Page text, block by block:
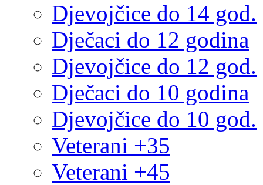
Djevojčice do 14 god.
Dječaci do 12 godina
Djevojčice do 12 god.
Dječaci do 10 godina
Djevojčice do 10 god.
Veterani +35
Veterani +45